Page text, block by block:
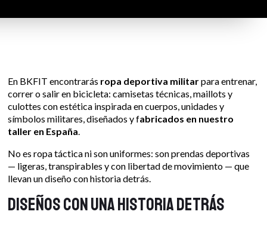
En BKFIT encontrarás ropa deportiva militarpara entrenar,
correr o salir en bicicleta: camisetas técnicas, maillots y
culottes con estética inspirada en cuerpos, unidades y
símbolos militares, diseñados y fabricados en nuestro
taller en España
No es ropa táctica ni son uniformes: son prendas deportivas
— ligeras, transpirables y con libertad de movimiento — que
llevan un diseño con historia detrás.
Diseños con una historia detrás